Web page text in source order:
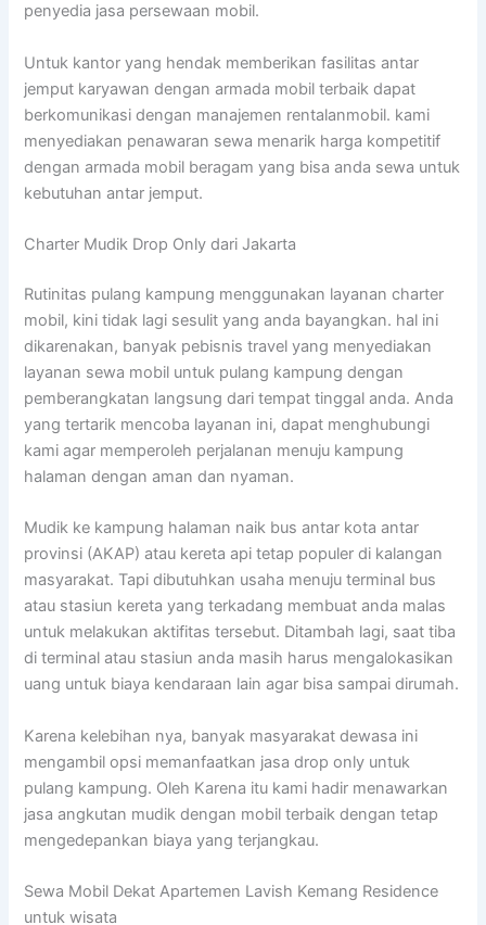
penyedia jasa persewaan mobil.
Untuk kantor yang hendak memberikan fasilitas antar
jemput karyawan dengan armada mobil terbaik dapat
berkomunikasi dengan manajemen rentalanmobil. kami
menyediakan penawaran sewa menarik harga kompetitif
dengan armada mobil beragam yang bisa anda sewa untuk
kebutuhan antar jemput.
Charter Mudik Drop Only dari Jakarta
Rutinitas pulang kampung menggunakan layanan charter
mobil, kini tidak lagi sesulit yang anda bayangkan. hal ini
dikarenakan, banyak pebisnis travel yang menyediakan
layanan sewa mobil untuk pulang kampung dengan
pemberangkatan langsung dari tempat tinggal anda. Anda
yang tertarik mencoba layanan ini, dapat menghubungi
kami agar memperoleh perjalanan menuju kampung
halaman dengan aman dan nyaman.
Mudik ke kampung halaman naik bus antar kota antar
provinsi (AKAP) atau kereta api tetap populer di kalangan
masyarakat. Tapi dibutuhkan usaha menuju terminal bus
atau stasiun kereta yang terkadang membuat anda malas
untuk melakukan aktifitas tersebut. Ditambah lagi, saat tiba
di terminal atau stasiun anda masih harus mengalokasikan
uang untuk biaya kendaraan lain agar bisa sampai dirumah.
Karena kelebihan nya, banyak masyarakat dewasa ini
mengambil opsi memanfaatkan jasa drop only untuk
pulang kampung. Oleh Karena itu kami hadir menawarkan
jasa angkutan mudik dengan mobil terbaik dengan tetap
mengedepankan biaya yang terjangkau.
Sewa Mobil Dekat Apartemen Lavish Kemang Residence
untuk wisata